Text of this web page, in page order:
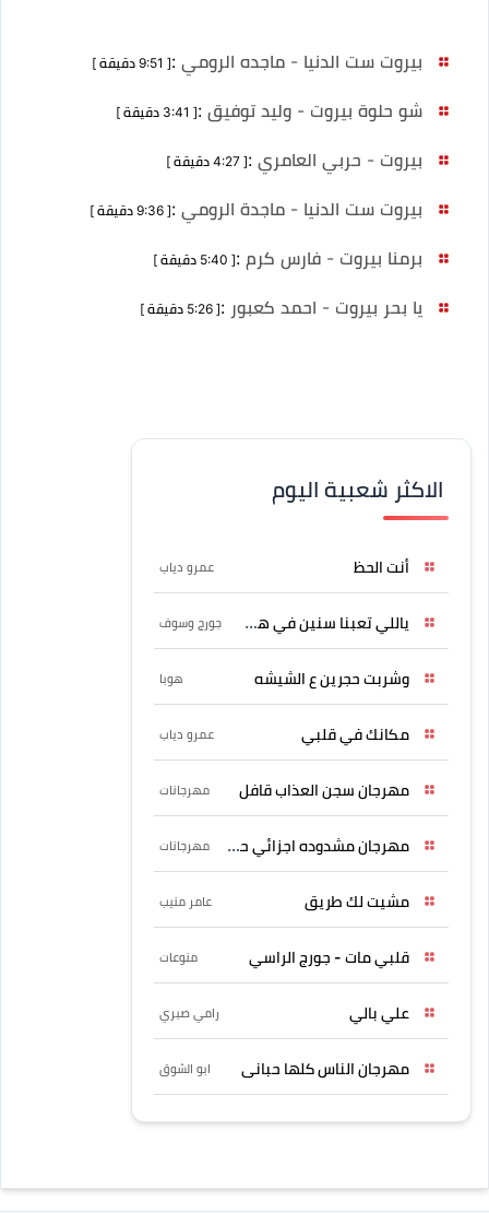
بيروت ست الدنيا - ماجده الرومي :[ 9:51 دقيقة ]
شو حلوة بيروت - وليد توفيق :[ 3:41 دقيقة ]
بيروت - حربي العامري :[ 4:27 دقيقة ]
بيروت ست الدنيا - ماجدة الرومي :[ 9:36 دقيقة ]
برمنا بيروت - فارس كرم :[ 5:40 دقيقة ]
يا بحر بيروت - احمد كعبور :[ 5:26 دقيقة ]
الاكثر شعبية اليوم
أنت الحظ عمرو دياب
ياللي تعبنا سنين في هواه جورج وسوف
وشربت حجرين ع الشيشه هوبا
مكانك في قلبي عمرو دياب
مهرجان سجن العذاب قافل مهرجانات
مهرجان مشدوده اجزائي حربونى مهرجانات
مشيت لك طريق عامر منيب
قلبي مات - جورج الراسي منوعات
علي بالي رامي صبري
مهرجان الناس كلها حبانى ابو الشوق